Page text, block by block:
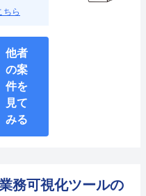
ちら
他者
の案
件を
見て
みる
務可視化ツールの